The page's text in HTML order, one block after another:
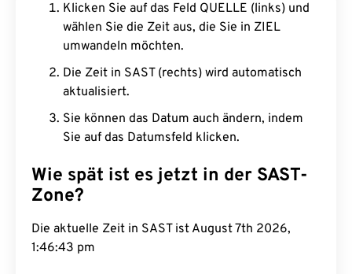
Klicken Sie auf das Feld QUELLE (links) und
wählen Sie die Zeit aus, die Sie in ZIEL
umwandeln möchten.
Die Zeit in SAST (rechts) wird automatisch
aktualisiert.
Sie können das Datum auch ändern, indem
Sie auf das Datumsfeld klicken.
Wie spät ist es jetzt in der SAST-
Zone?
Die aktuelle Zeit in SAST ist August 7th 2026,
1:46:44 pm